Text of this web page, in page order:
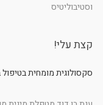
וסטיבוליטיס
קצת עלי!
סקסולוגית מומחית